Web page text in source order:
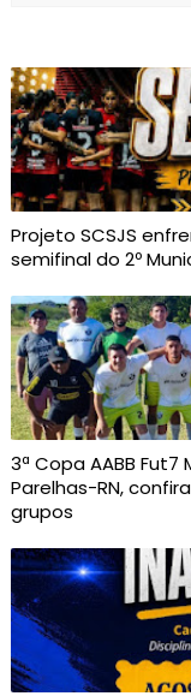
Projeto SCSJS
semifinal do 2º
3ª Copa AABB
Parelhas-RN,
grupos